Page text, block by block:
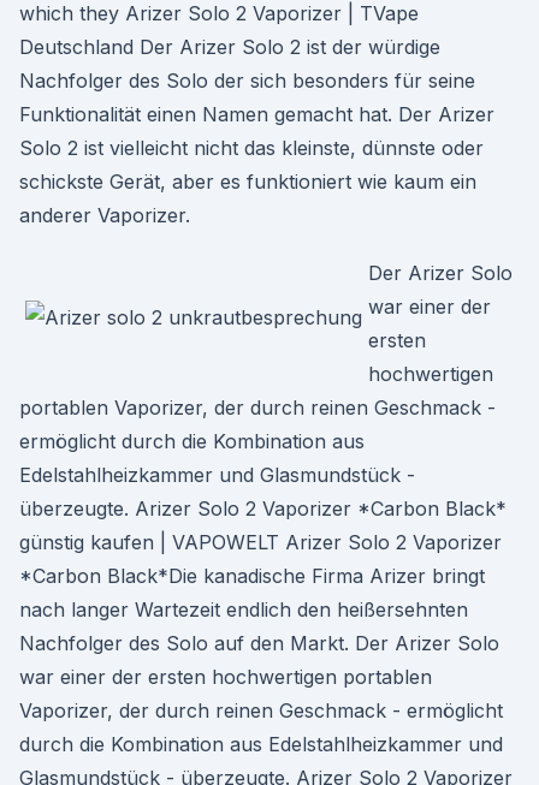
which they Arizer Solo 2 Vaporizer | TVape
Deutschland Der Arizer Solo 2 ist der würdige
Nachfolger des Solo der sich besonders für seine
Funktionalität einen Namen gemacht hat. Der Arizer
Solo 2 ist vielleicht nicht das kleinste, dünnste oder
schickste Gerät, aber es funktioniert wie kaum ein
anderer Vaporizer.
Der Arizer Solo
war einer der
ersten
hochwertigen
portablen Vaporizer, der durch reinen Geschmack -
ermöglicht durch die Kombination aus
Edelstahlheizkammer und Glasmundstück -
überzeugte. Arizer Solo 2 Vaporizer *Carbon Black*
günstig kaufen | VAPOWELT Arizer Solo 2 Vaporizer
*Carbon Black*Die kanadische Firma Arizer bringt
nach langer Wartezeit endlich den heißersehnten
Nachfolger des Solo auf den Markt. Der Arizer Solo
war einer der ersten hochwertigen portablen
Vaporizer, der durch reinen Geschmack - ermöglicht
durch die Kombination aus Edelstahlheizkammer und
Glasmundstück - überzeugte. Arizer Solo 2 Vaporizer